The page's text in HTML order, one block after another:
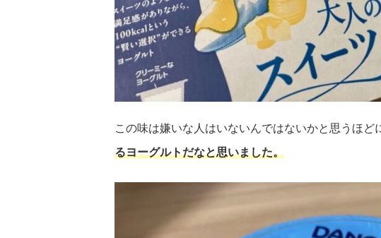
この味は嫌いな人はいないんではないかと思うほど
るヨーグルトだなと思いました。